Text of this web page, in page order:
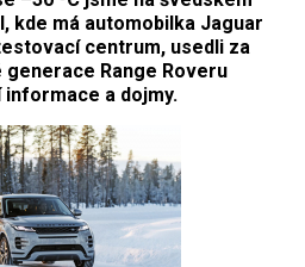
kde má automobilka Jaguar
centrum, usedli za
Range Roveru
informace a dojmy.